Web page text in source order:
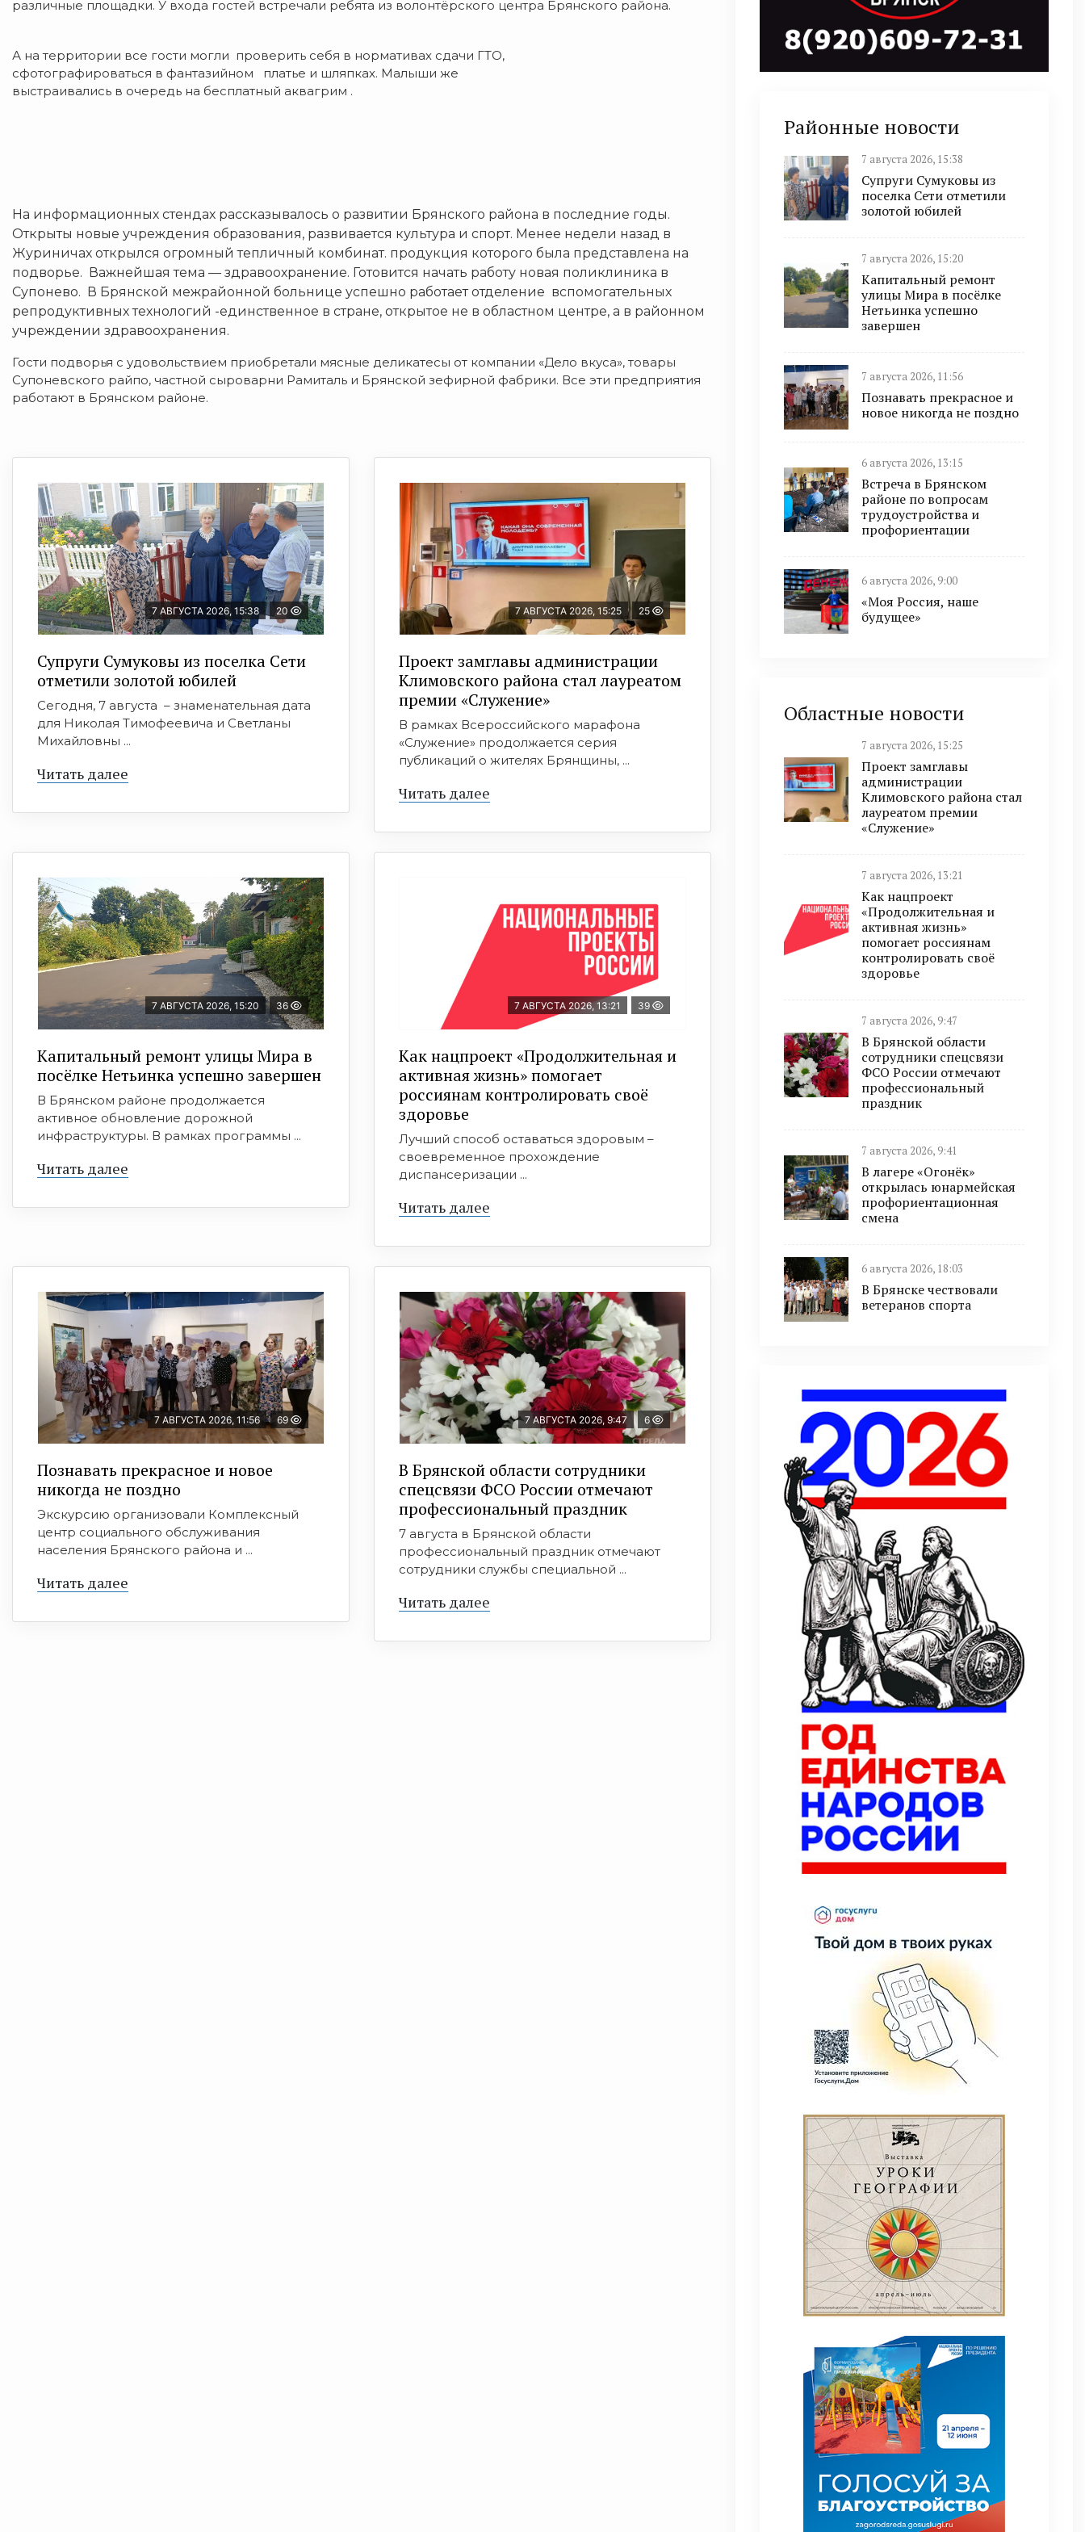
различные площадки. У входа гостей встречали ребята из волонтёрского центра Брянского района.
А на территории все гости могли проверить себя в нормативах сдачи ГТО,
сфотографироваться в фантазийном платье и шляпках. Малыши же
выстраивались в очередь на бесплатный аквагрим .
На информационных стендах рассказывалось о развитии Брянского района в последние годы.
Открыты новые учреждения образования, развивается культура и спорт. Менее недели назад в
Журиничах открылся огромный тепличный комбинат. продукция которого была представлена на
подворье. Важнейшая тема — здравоохранение. Готовится начать работу новая поликлиника в
Супонево. В Брянской межрайонной больнице успешно работает отделение вспомогательных
репродуктивных технологий -единственное в стране, открытое не в областном центре, а в районном
учреждении здравоохранения.
Гости подворья с удовольствием приобретали мясные деликатесы от компании «Дело вкуса», товары
Супоневского райпо, частной сыроварни Рамиталь и Брянской зефирной фабрики. Все эти предприятия
работают в Брянском районе.
7 АВГУСТА 2026, 15:38 20
Супруги Сумуковы из поселка Сети
отметили золотой юбилей
Сегодня, 7 августа – знаменательная дата
для Николая Тимофеевича и Светланы
Михайловны ...
Читать далее
7 АВГУСТА 2026, 15:25 25
Проект замглавы администрации
Климовского района стал лауреатом
премии «Служение»
В рамках Всероссийского марафона
«Служение» продолжается серия
публикаций о жителях Брянщины, ...
Читать далее
7 АВГУСТА 2026, 15:20 36
Капитальный ремонт улицы Мира в
посёлке Нетьинка успешно завершен
В Брянском районе продолжается
активное обновление дорожной
инфраструктуры. В рамках программы ...
Читать далее
7 АВГУСТА 2026, 13:21 39
Как нацпроект «Продолжительная и
активная жизнь» помогает
россиянам контролировать своё
здоровье
Лучший способ оставаться здоровым –
своевременное прохождение
диспансеризации ...
Читать далее
7 АВГУСТА 2026, 11:56 69
Познавать прекрасное и новое
никогда не поздно
Экскурсию организовали Комплексный
центр социального обслуживания
населения Брянского района и ...
Читать далее
7 АВГУСТА 2026, 9:47 6
В Брянской области сотрудники
спецсвязи ФСО России отмечают
профессиональный праздник
7 августа в Брянской области
профессиональный праздник отмечают
сотрудники службы специальной ...
Читать далее
Районные новости
7 августа 2026, 15:38
Супруги Сумуковы из
поселка Сети отметили
золотой юбилей
7 августа 2026, 15:20
Капитальный ремонт
улицы Мира в посёлке
Нетьинка успешно
завершен
7 августа 2026, 11:56
Познавать прекрасное и
новое никогда не поздно
6 августа 2026, 13:15
Встреча в Брянском
районе по вопросам
трудоустройства и
профориентации
6 августа 2026, 9:00
«Моя Россия, наше
будущее»
Областные новости
7 августа 2026, 15:25
Проект замглавы
администрации
Климовского района стал
лауреатом премии
«Служение»
7 августа 2026, 13:21
Как нацпроект
«Продолжительная и
активная жизнь»
помогает россиянам
контролировать своё
здоровье
7 августа 2026, 9:47
В Брянской области
сотрудники спецсвязи
ФСО России отмечают
профессиональный
праздник
7 августа 2026, 9:41
В лагере «Огонёк»
открылась юнармейская
профориентационная
смена
6 августа 2026, 18:03
В Брянске чествовали
ветеранов спорта